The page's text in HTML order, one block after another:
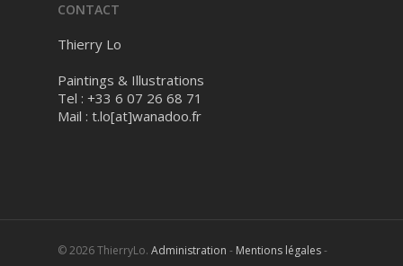
CONTACT
Thierry Lo
Paintings & Illustrations
Tel : +33 6 07 26 68 71
Mail : t.lo[at]wanadoo.fr
© 2026 ThierryLo. Administration - Mentions légales-